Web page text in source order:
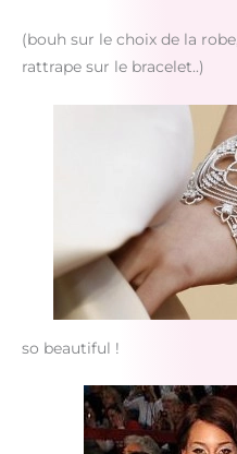
(bouh sur le choix de la
rattrape sur le bracelet..)
so beautiful !